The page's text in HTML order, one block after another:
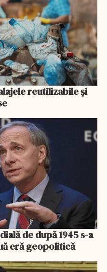
reutilizabile și
de după 1945 s-a
eră geopolitică